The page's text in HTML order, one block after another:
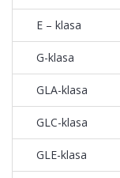
E – klasa
G-klasa
GLA-klasa
GLC-klasa
GLE-klasa